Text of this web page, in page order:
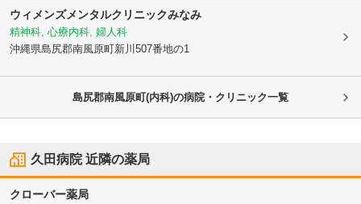
ウィメンズメンタルクリニックみなみ
精神科, 心療内科, 婦人科
沖縄県島尻郡南風原町新川507番地の1
島尻郡南風原町(内科)の病院・クリニック一覧
久田病院近隣の薬局
クローバー薬局